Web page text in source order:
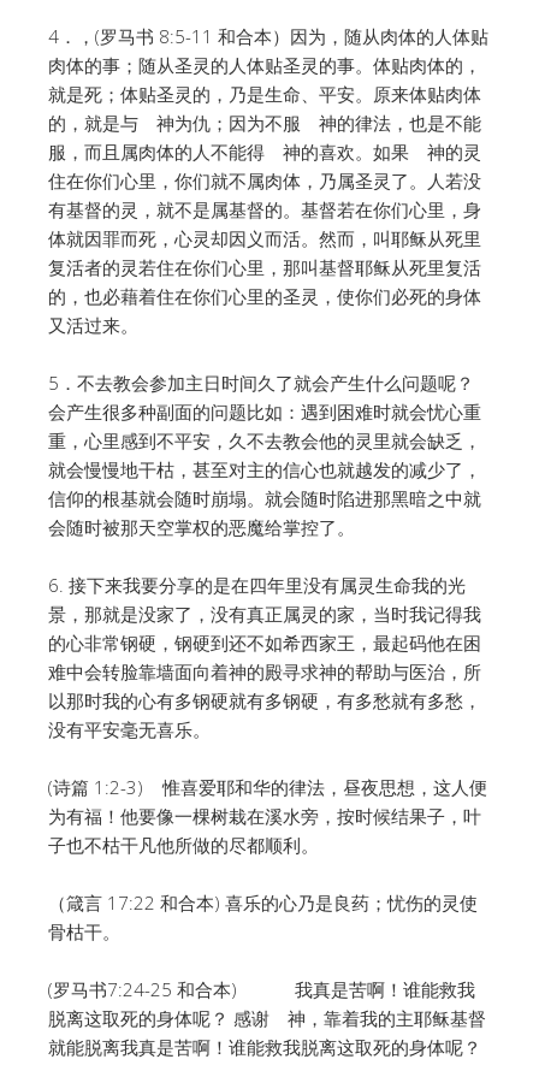
4．，(罗马书 8:5-11 和合本）因为，随从肉体的人体贴
肉体的事；随从圣灵的人体贴圣灵的事。体贴肉体的，
就是死；体贴圣灵的，乃是生命、平安。原来体贴肉体
的，就是与 神为仇；因为不服 神的律法，也是不能
服，而且属肉体的人不能得 神的喜欢。如果 神的灵
住在你们心里，你们就不属肉体，乃属圣灵了。人若没
有基督的灵，就不是属基督的。基督若在你们心里，身
体就因罪而死，心灵却因义而活。然而，叫耶稣从死里
复活者的灵若住在你们心里，那叫基督耶稣从死里复活
的，也必藉着住在你们心里的圣灵，使你们必死的身体
又活过来。
5．不去教会参加主日时间久了就会产生什么问题呢？
会产生很多种副面的问题比如：遇到困难时就会忧心重
重，心里感到不平安，久不去教会他的灵里就会缺乏，
就会慢慢地干枯，甚至对主的信心也就越发的减少了，
信仰的根基就会随时崩塌。就会随时陷进那黑暗之中就
会随时被那天空掌权的恶魔给掌控了。
6. 接下来我要分享的是在四年里没有属灵生命我的光
景，那就是没家了，没有真正属灵的家，当时我记得我
的心非常钢硬，钢硬到还不如希西家王，最起码他在困
难中会转脸靠墙面向着神的殿寻求神的帮助与医治，所
以那时我的心有多钢硬就有多钢硬，有多愁就有多愁，
没有平安毫无喜乐。
(诗篇 1:2-3) 惟喜爱耶和华的律法，昼夜思想，这人便
为有福！他要像一棵树栽在溪水旁，按时候结果子，叶
子也不枯干凡他所做的尽都顺利。
（箴言 17:22 和合本) 喜乐的心乃是良药；忧伤的灵使
骨枯干。
(罗马书7:24-25 和合本) 我真是苦啊！谁能救我
脱离这取死的身体呢？ 感谢 神，靠着我的主耶稣基督
就能脱离我真是苦啊！谁能救我脱离这取死的身体呢？